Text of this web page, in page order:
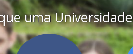
uma Universidade